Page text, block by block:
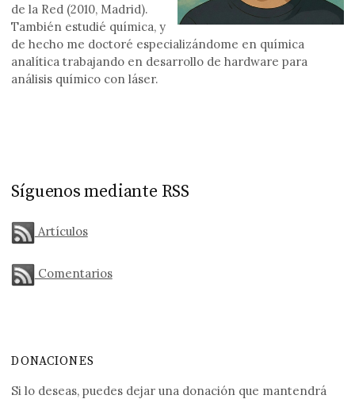
de la Red (2010, Madrid).
También estudié química, y
de hecho me doctoré especializándome en química
analítica trabajando en desarrollo de hardware para
análisis químico con láser.
Síguenos mediante RSS
Artículos
Comentarios
DONACIONES
Si lo deseas, puedes dejar una donación que mantendrá